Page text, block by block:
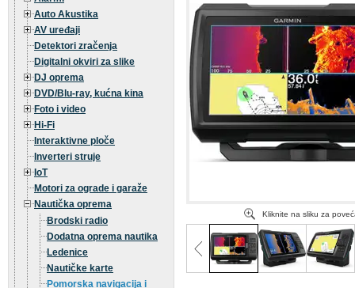
Auto Akustika
AV uređaji
Detektori zračenja
Digitalni okviri za slike
DJ oprema
DVD/Blu-ray, kućna kina
Foto i video
Hi-Fi
Interaktivne ploče
Inverteri struje
IoT
Motori za ograde i garaže
Nautička oprema
Brodski radio
Dodatna oprema nautika
Ledenice
Nautičke karte
Pomorska navigacija i
Kliknite na sliku za